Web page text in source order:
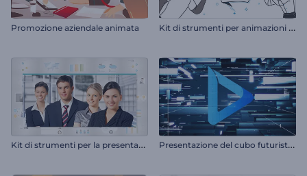
Promozione aziendale animata K
it di strumenti per animazioni su lavagna bianca
K
it di strumenti per la presentazione aziendale P
resentazione del cubo futuristico